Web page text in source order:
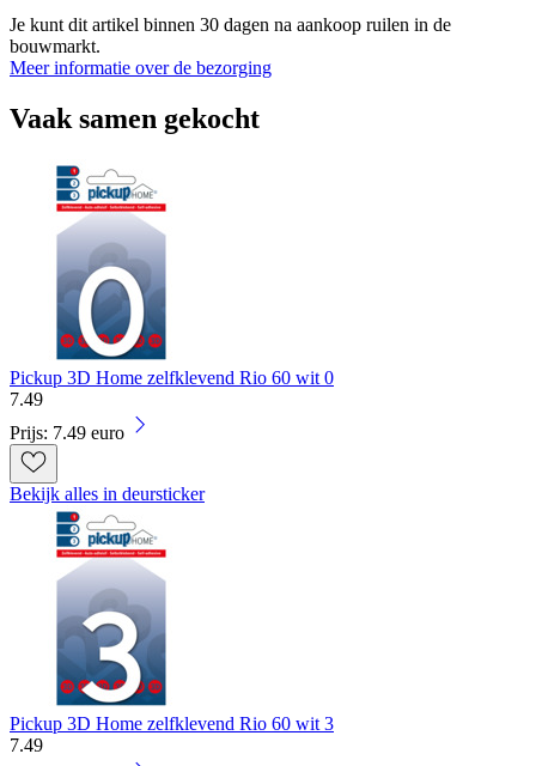
Je kunt dit artikel binnen 30 dagen na aankoop ruilen in de
bouwmarkt.
Meer informatie over de bezorging
Vaak samen gekocht
Pickup 3D Home zelfklevend Rio 60 wit 0
7.49
Prijs: 7.49 euro
Bekijk alles in deursticker
Pickup 3D Home zelfklevend Rio 60 wit 3
7.49